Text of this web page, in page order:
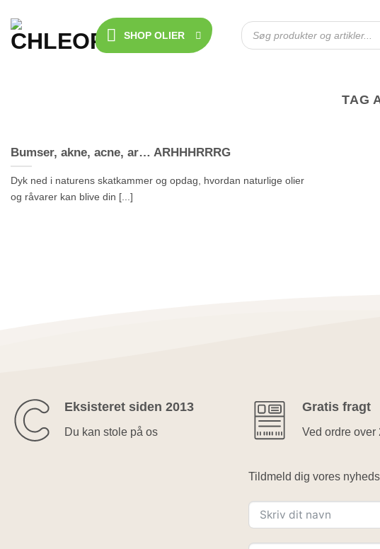
indhold
SHOP OLIER
Products
search
TAG
Bumser, akne, acne, ar… ARHHHRRRG
Dyk ned i naturens skatkammer og opdag, hvordan naturlige olier
og råvarer kan blive din [...]
Eksisteret siden 2013
Du kan stole på os
Gratis fragt
Ved ordre over
Tildmeld dig vores